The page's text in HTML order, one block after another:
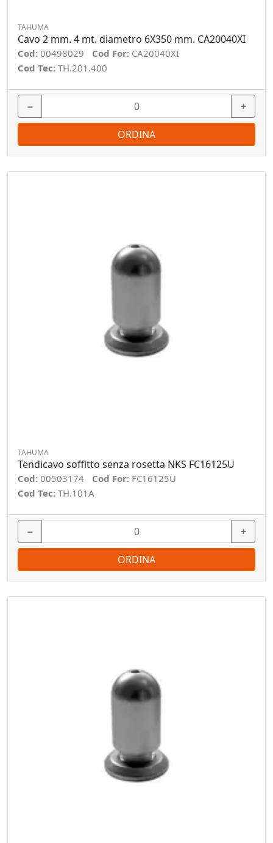
TAHUMA
Cavo 2 mm. 4 mt. diametro 6X350 mm. CA20040XI
Cod: 00498029 Cod For: CA20040XI
Cod Tec: TH.201.400
− +
ORDINA
TAHUMA
Tendicavo soffitto senza rosetta NKS FC16125U
Cod: 00503174 Cod For: FC16125U
Cod Tec: TH.101A
− +
ORDINA